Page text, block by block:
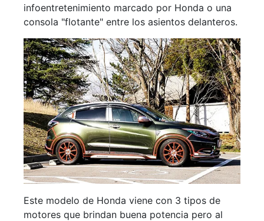
infoentretenimiento marcado por Honda o una
consola "flotante" entre los asientos delanteros.
Este modelo de Honda viene con 3 tipos de
motores que brindan buena potencia pero al